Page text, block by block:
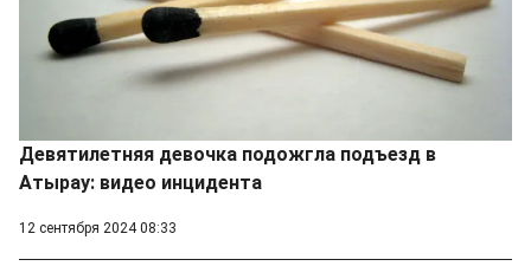
Девятилетняя девочка подожгла подъезд в
Атырау: видео инцидента
12 сентября 2024 08:33